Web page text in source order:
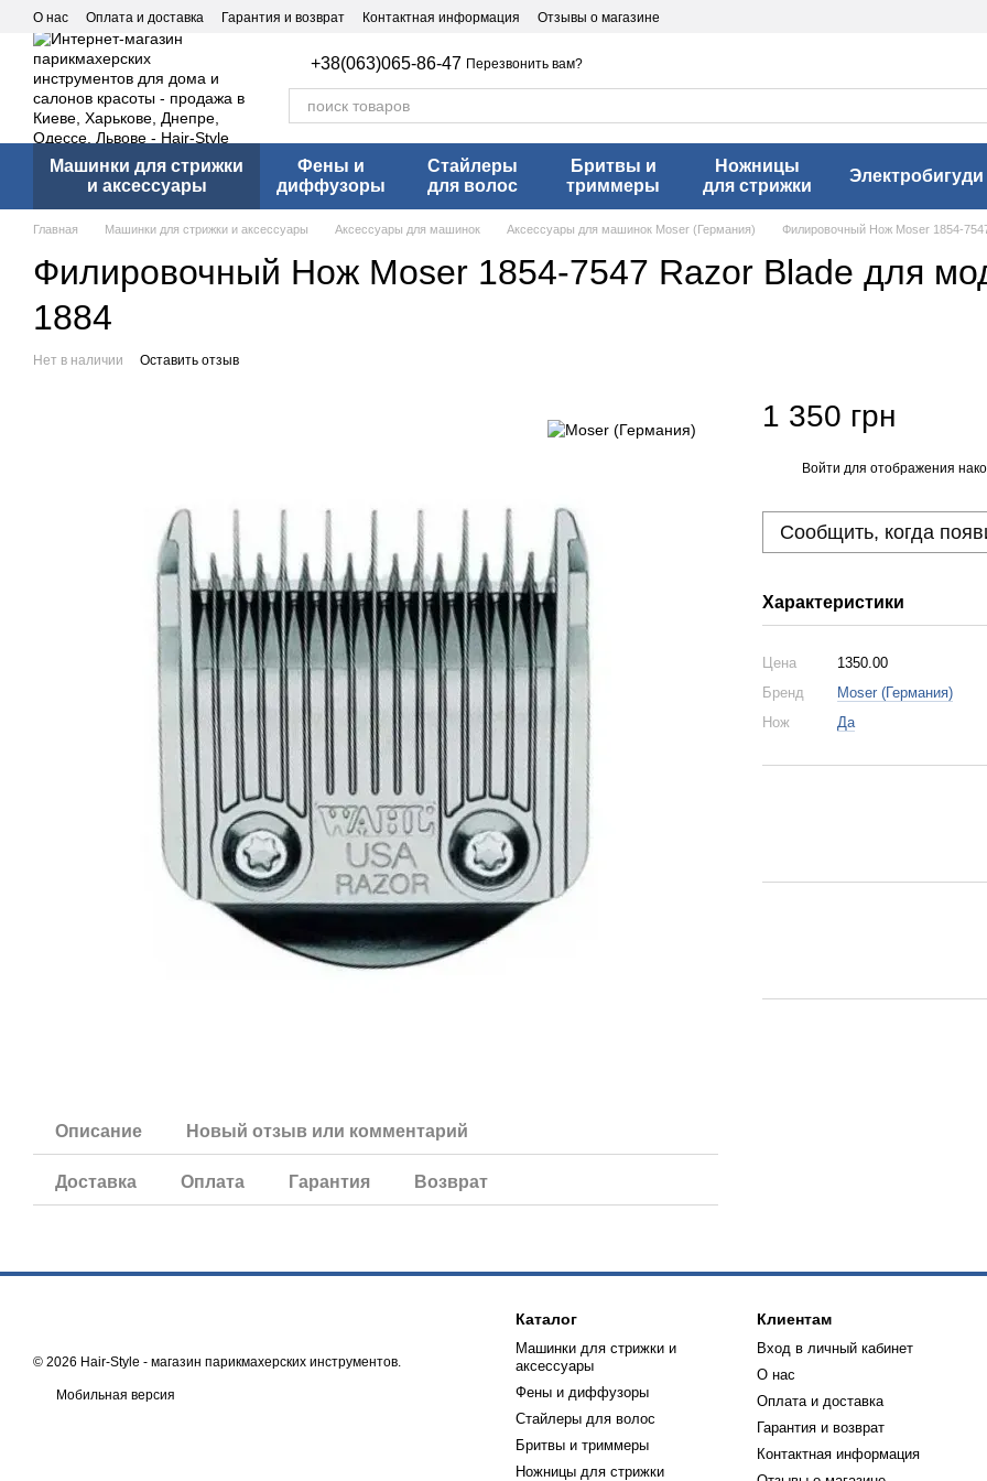
Перейти к основному контенту
О нас Оплата и доставка Гарантия и возврат Контактная информация Отзывы о магазине
+38(063)065-86-47 Перезвонить вам?
Машинки для стрижки
и аксессуары
Фены и
диффузоры
Стайлеры
для волос
Бритвы и
триммеры
Ножницы
для стрижки
Электробигуди
Главная Машинки для стрижки и аксессуары Аксессуары для машинок Аксессуары для машинок Moser (Германия) Филировочный Нож Moser 1854-
Филировочный Нож Moser 1854-7547 Razor Blade для
1884
Нет в наличии Оставить отзыв
Описание Новый отзыв или комментарий
Доставка Оплата Гарантия Возврат
1 350 грн
Войти для отображения
Сообщить, когда
Характеристики
Цена
1350.00
Бренд
Moser (Германия)
Нож
Да
© 2026 Hair-Style - магазин парикмахерских инструментов.
Мобильная версия
Каталог
Машинки для стрижки и
аксессуары
Фены и диффузоры
Стайлеры для волос
Бритвы и триммеры
Ножницы для стрижки
Клиентам
Вход в личный кабинет
О нас
Оплата и доставка
Гарантия и возврат
Контактная информация